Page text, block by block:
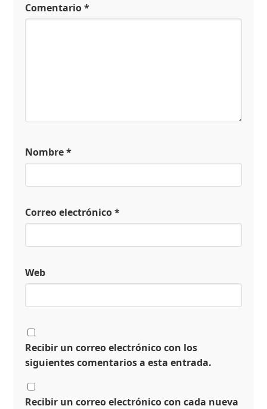
Comentario*
Nombre*
Correo electrónico*
Web
Recibir un correo electrónico con los
siguientes comentarios a esta entrada.
Recibir un correo electrónico con cada nueva